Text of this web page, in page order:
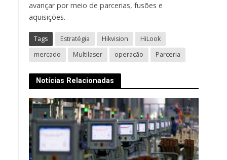
avançar por meio de parcerias, fusões e
aquisições.
Tags Estratégia Hikvision
HiLook
mercado
Multilaser operação Parceria
Notícias Relacionadas